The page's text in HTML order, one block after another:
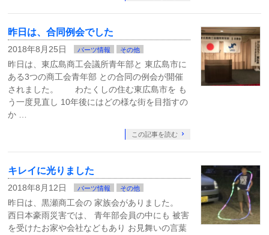
昨日は、合同例会でした
2018年8月25日 パーツ情報 その他
昨日は、東広島商工会議所青年部と 東広島市に
ある3つの商工会青年部 との合同の例会が開催
されました。 わたくしの住む東広島市を も
う一度見直し 10年後にはどの様な街を目指すの
か …
この記事を読む
キレイに光りました
2018年8月12日 パーツ情報 その他
昨日は、黒瀬商工会の 家族会がありました。
西日本豪雨災害では、 青年部会員の中にも 被害
を受けたお家や会社などもあり お見舞いの言葉